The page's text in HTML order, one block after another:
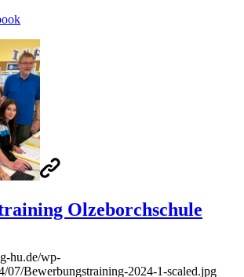
Olzeborchschule
hu.de/wp-
07/Bewerbungstraining-2024-1-scaled.jpg